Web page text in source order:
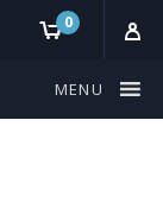
0
MENU